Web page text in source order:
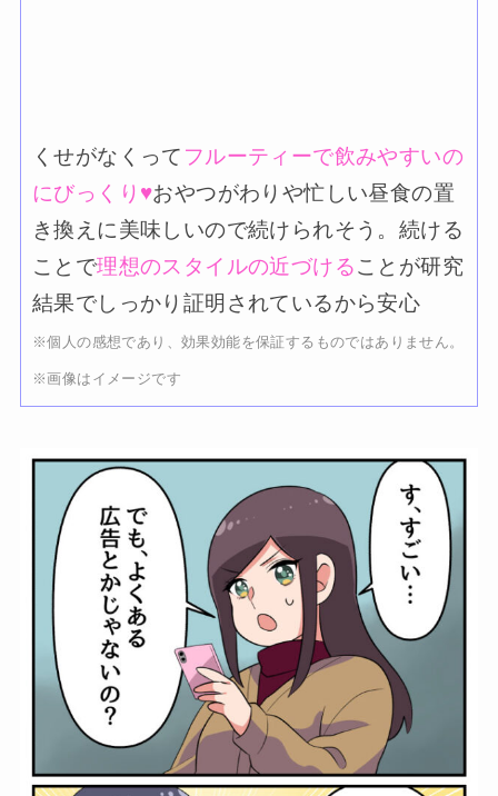
くせがなくって フルーティーで飲みやすいの
にびっくり♥おやつがわりや忙しい昼食の置
き換えに美味しいので続けられそう。続ける
ことで理想のスタイルの近づけることが研究
結果でしっかり証明されているから安心
※個人の感想であり、効果効能を保証するものではありません。
※画像はイメージです